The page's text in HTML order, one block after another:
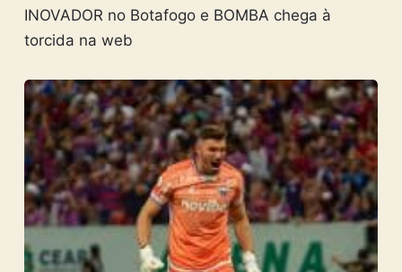
INOVADOR no Botafogo e BOMBA chega à
torcida na web